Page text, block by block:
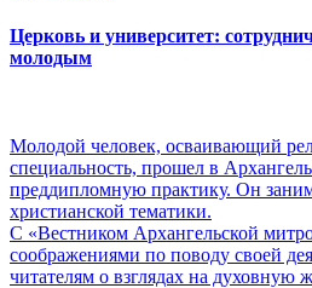
Церковь и университет:
молодым
Молодой человек, осваивающий
специальность, прошел в
преддипломную практику. Он
христианской тематики.
С «Вестником Архангельской
соображениями по поводу своей
читателям о взглядах на духовную